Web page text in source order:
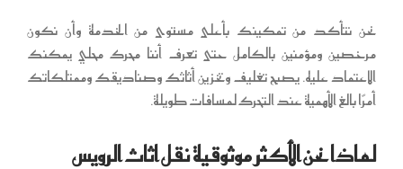
نحن نتأكد من تمكينك بأعلى مستوى من الخدمة وأن نكون
مرخصين ومؤمنين بالكامل حتى تعرف أننا محرك محلي يمكنك
الاعتماد عليه. يصبح تغليف وتخزين أثاثك وصناديقك وممتلكاتك
أمرًا بالغ الأهمية عند التحرك لمسافات طويلة.
لماذا نحن الأكثر موثوقية نقل اثاث الرويس